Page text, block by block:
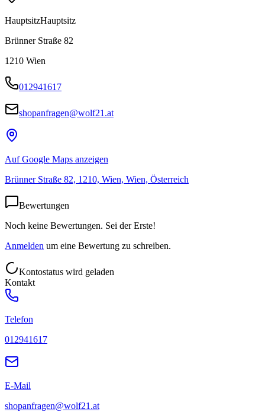
HauptsitzHauptsitz
Brünner Straße 82
1210 Wien
012941617
shopanfragen@wolf21.at
Auf Google Maps anzeigen
Brünner Straße 82, 1210, Wien, Wien, Österreich
Bewertungen
Noch keine Bewertungen. Sei der Erste!
Anmelden um eine Bewertung zu schreiben.
Kontostatus wird geladen
Kontakt
Telefon
012941617
E-Mail
shopanfragen@wolf21.at